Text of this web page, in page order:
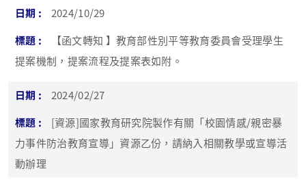
2024/10/29
【函文轉知 】教育部性別平等教育委員會受理學生
提案機制，提案流程及提案表如附。
2024/02/27
[資源]國家教育研究院製作有關「校園情感/親密暴
力事件防治教育宣導」資源乙份，請納入相關教學或宣導活
動辦理